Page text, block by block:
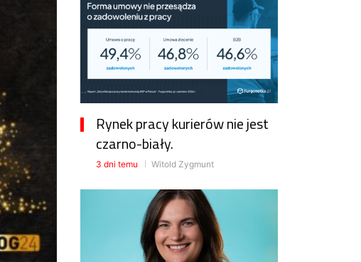
Rynek pracy kurierów nie jest
czarno-biały.
3 dni temu Witold Zygmunt